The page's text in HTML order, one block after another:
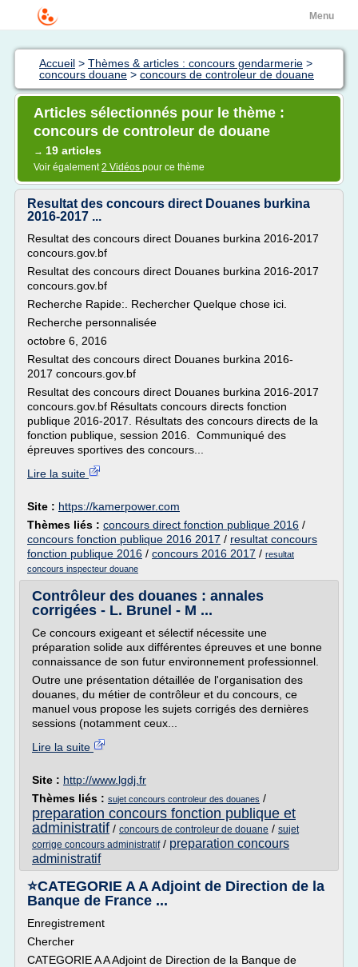
Menu
Accueil > Thèmes & articles : concours gendarmerie >
concours douane > concours de controleur de douane
Articles sélectionnés pour le thème :
concours de controleur de douane
→ 19 articles
Voir également2 Vidéos pour ce thème
Resultat des concours direct Douanes burkina
2016-2017 ...
Resultat des concours direct Douanes burkina 2016-2017
concours.gov.bf
Resultat des concours direct Douanes burkina 2016-2017
concours.gov.bf
Recherche Rapide:. Rechercher Quelque chose ici.
Recherche personnalisée
octobre 6, 2016
Resultat des concours direct Douanes burkina 2016-
2017 concours.gov.bf
Resultat des concours direct Douanes burkina 2016-2017
concours.gov.bf Résultats concours directs fonction
publique 2016-2017. Résultats des concours directs de la
fonction publique, session 2016. Communiqué des
épreuves sportives des concours...
Lire la suite
Site : https://kamerpower.com
Thèmes liés : concours direct fonction publique 2016 /
concours fonction publique 2016 2017 / resultat concours
fonction publique 2016 / concours 2016 2017 / resultat
concours inspecteur douane
Contrôleur des douanes : annales
corrigées - L. Brunel - M ...
Ce concours exigeant et sélectif nécessite une
préparation solide aux différentes épreuves et une bonne
connaissance de son futur environnement professionnel.
Outre une présentation détaillée de l'organisation des
douanes, du métier de contrôleur et du concours, ce
manuel vous propose les sujets corrigés des dernières
sessions (notamment ceux...
Lire la suite
Site : http://www.lgdj.fr
Thèmes liés : sujet concours controleur des douanes /
preparation concours fonction publique et
administratif / concours de controleur de douane / sujet
corrige concours administratif/ preparation concours
administratif
⭐CATEGORIE A A Adjoint de Direction de la
Banque de France ...
Enregistrement
Chercher
CATEGORIE A A Adjoint de Direction de la Banque de